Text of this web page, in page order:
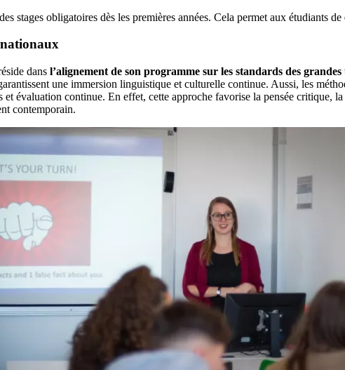
stages obligatoires dès les premières années. Cela permet aux étudiants
dans l’alignement de son programme sur les standards des
une immersion linguistique et culturelle continue. Aussi, les
évaluation continue. En effet, cette approche favorise la pensée critique,
contemporain.